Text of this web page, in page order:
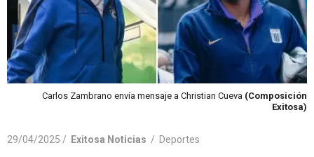
Carlos Zambrano envía mensaje a Christian Cueva (Composición
Exitosa)
29/04/2025 / Exitosa Noticias / Deportes